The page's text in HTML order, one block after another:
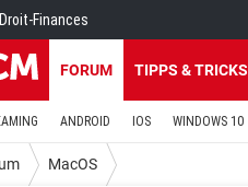
Droit-Finances
FORUM TIPPS & TRICKS
ANDROID IOS WINDOWS 10
MacOS